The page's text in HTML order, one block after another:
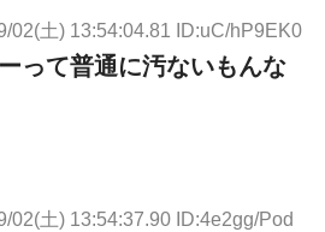
02(土) 13:54:04.81 ID:uC/hP9EK0
って普通に汚ないもんな
02(土) 13:54:37.90 ID:4e2gg/Pod